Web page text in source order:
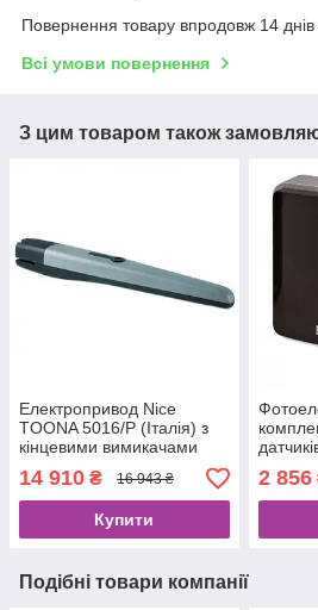
Повернення товару впродовж 14
Всі умови повернення
З цим товаром також
Електропривод Nice
TOONA 5016/Р (Італія) з
кінцевими вимикачами
14 910 ₴ 16 943 ₴
Купити
2 856
Подібні товари компанії